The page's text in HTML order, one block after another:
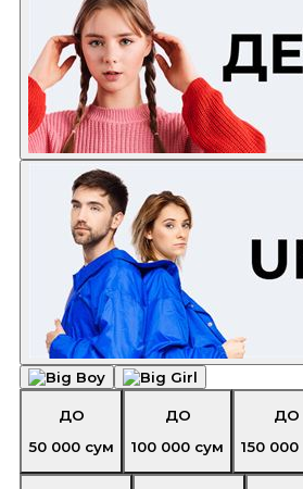
ДО
50 000 сум
ДО
100 000 сум
ДО
150 000